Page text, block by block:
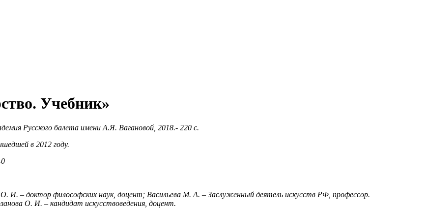
Учебник»
Русского балета имени А.Я. Вагановой, 2018.- 220 с.
в 2012 году.
И. – доктор философских наук, доцент; Васильева М. А. – Заслуженный деятель искусств РФ, профессор.
О. И. – кандидат искусствоведения, доцент.